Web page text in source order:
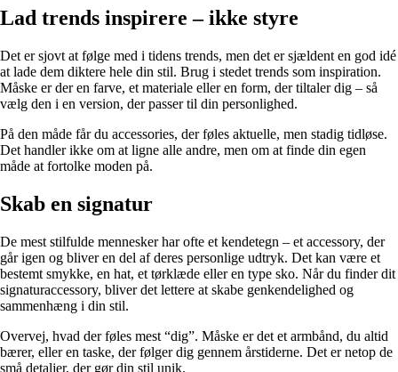
Lad trends inspirere – ikke styre
Det er sjovt at følge med i tidens trends, men det er sjældent en god idé
at lade dem diktere hele din stil. Brug i stedet trends som inspiration.
Måske er der en farve, et materiale eller en form, der tiltaler dig – så
vælg den i en version, der passer til din personlighed.
På den måde får du accessories, der føles aktuelle, men stadig tidløse.
Det handler ikke om at ligne alle andre, men om at finde din egen
måde at fortolke moden på.
Skab en signatur
De mest stilfulde mennesker har ofte et kendetegn – et accessory, der
går igen og bliver en del af deres personlige udtryk. Det kan være et
bestemt smykke, en hat, et tørklæde eller en type sko. Når du finder dit
signaturaccessory, bliver det lettere at skabe genkendelighed og
sammenhæng i din stil.
Overvej, hvad der føles mest “dig”. Måske er det et armbånd, du altid
bærer, eller en taske, der følger dig gennem årstiderne. Det er netop de
små detaljer, der gør din stil unik.